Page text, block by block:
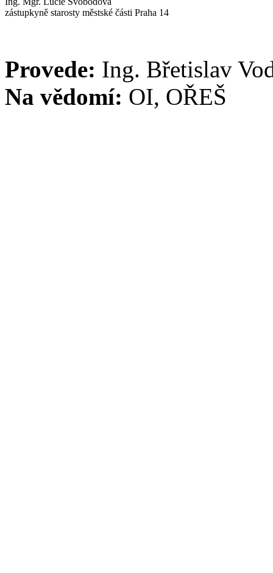
zástupkyně starosty městské části Praha 14
Provede: Ing. Břetislav
Na vědomí: OI, OŘEŠ